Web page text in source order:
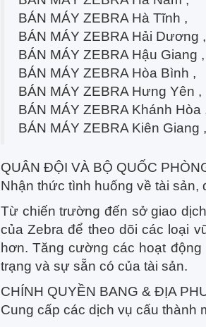
BÁN MÁY ZEBRA Hà Tĩnh ,
BÁN MÁY ZEBRA Hải Dương ,
BÁN MÁY ZEBRA Hậu Giang ,
BÁN MÁY ZEBRA Hòa Bình ,
BÁN MÁY ZEBRA Hưng Yên ,
BÁN MÁY ZEBRA Khánh Hòa
BÁN MÁY ZEBRA Kiên Giang ,
QUÂN ĐỘI VÀ BỘ QUỐC
Nhận thức tình huống về tài sản,
Từ chiến trường đến sở giao
của Zebra để theo dõi các loại
hơn. Tăng cường các hoạt
trạng và sự sẵn có của tài sản.
CHÍNH QUYỀN BANG & ĐỊA
Cung cấp các dịch vụ cấu thành